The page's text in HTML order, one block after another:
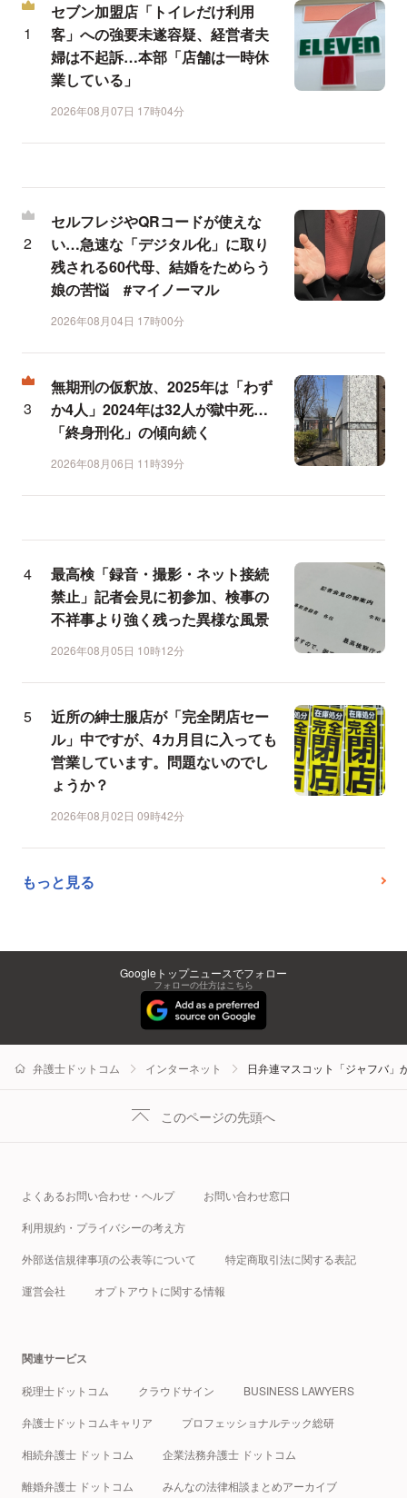
セブン加盟店「トイレだけ利用
客」への強要未遂容疑、経営者夫
婦は不起訴…本部「店舗は一時休
業している」
2026年08月07日 17時04分
セルフレジやQRコードが使えな
い…急速な「デジタル化」に取り
残される60代母、結婚をためらう
娘の苦悩 #マイノーマル
2026年08月04日 17時00分
無期刑の仮釈放、2025年は「わず
か4人」2024年は32人が獄中死…
「終身刑化」の傾向続く
2026年08月06日 11時39分
最高検「録音・撮影・ネット接続
禁止」記者会見に初参加、検事の
不祥事より強く残った異様な風景
2026年08月05日 10時12分
近所の紳士服店が「完全閉店セー
ル」中ですが、4カ月目に入っても
営業しています。問題ないのでし
ょうか？
2026年08月02日 09時42分
もっと見る
Googleトップニュースでフォロー
フォローの仕方はこちら
弁護士ドットコム インターネット 日弁連マスコット「ジャフバ」
このページの先頭へ
よくあるお問い合わせ・ヘルプ お問い合わせ窓口
利用規約・プライバシーの考え方
外部送信規律事項の公表等について 特定商取引法に関する表記
運営会社 オプトアウトに関する情報
関連サービス
税理士ドットコム クラウドサイン BUSINESS LAWYERS
弁護士ドットコムキャリア プロフェッショナルテック総研
相続弁護士 ドットコム 企業法務弁護士 ドットコム
離婚弁護士 ドットコム みんなの法律相談まとめアーカイブ